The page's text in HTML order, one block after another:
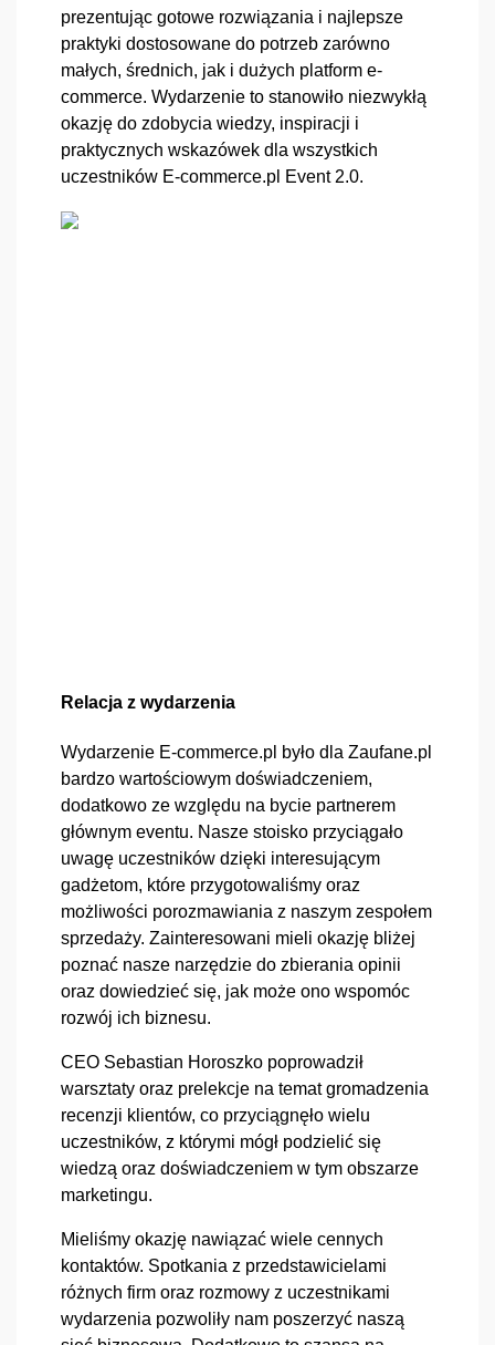
prezentując gotowe rozwiązania i najlepsze
praktyki dostosowane do potrzeb zarówno
małych, średnich, jak i dużych platform e-
commerce. Wydarzenie to stanowiło niezwykłą
okazję do zdobycia wiedzy, inspiracji i
praktycznych wskazówek dla wszystkich
uczestników E-commerce.pl Event 2.0.
Relacja z wydarzenia
Wydarzenie E-commerce.pl było dla Zaufane.pl
bardzo wartościowym doświadczeniem,
dodatkowo ze względu na bycie partnerem
głównym eventu. Nasze stoisko przyciągało
uwagę uczestników dzięki interesującym
gadżetom, które przygotowaliśmy oraz
możliwości porozmawiania z naszym zespołem
sprzedaży. Zainteresowani mieli okazję bliżej
poznać nasze narzędzie do zbierania opinii
oraz dowiedzieć się, jak może ono wspomóc
rozwój ich biznesu.
CEO Sebastian Horoszko poprowadził
warsztaty oraz prelekcje na temat gromadzenia
recenzji klientów, co przyciągnęło wielu
uczestników, z którymi mógł podzielić się
wiedzą oraz doświadczeniem w tym obszarze
marketingu.
Mieliśmy okazję nawiązać wiele cennych
kontaktów. Spotkania z przedstawicielami
różnych firm oraz rozmowy z uczestnikami
wydarzenia pozwoliły nam poszerzyć naszą